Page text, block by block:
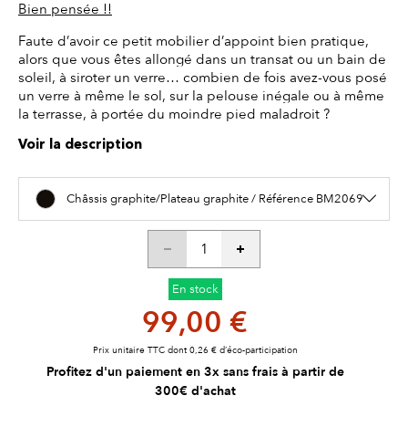
Bien pensée !!
Faute d’avoir ce petit mobilier d’appoint bien pratique,
alors que vous êtes allongé dans un transat ou un bain de
soleil, à siroter un verre… combien de fois avez-vous posé
un verre à même le sol, sur la pelouse inégale ou à même
la terrasse, à portée du moindre pied maladroit ?
Voir la description
Châssis graphite/Plateau graphite / Référence BM2069
En stock
99,00 €
Prix unitaire TTC dont 0,26 € d’éco-participation
Profitez d'un paiement en 3x sans frais à partir de
300€ d'achat